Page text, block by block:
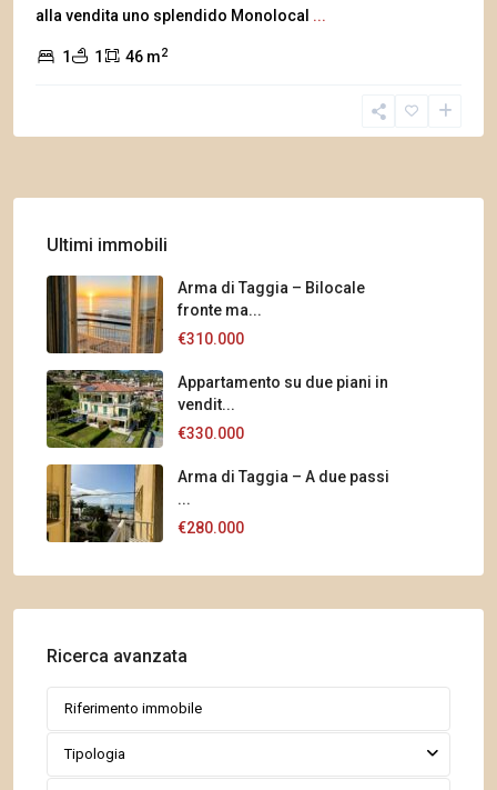
alla vendita uno splendido Monolocal ...
1 1 46 m2
Ultimi immobili
Arma di Taggia – Bilocale
fronte ma...
€310.000
Appartamento su due piani in
vendit...
€330.000
Arma di Taggia – A due passi
...
€280.000
Ricerca avanzata
Tipologia